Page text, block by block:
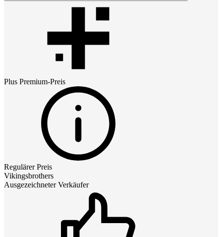
Plus Premium-Preis
Regulärer Preis
Vikingsbrothers
Ausgezeichneter Verkäufer